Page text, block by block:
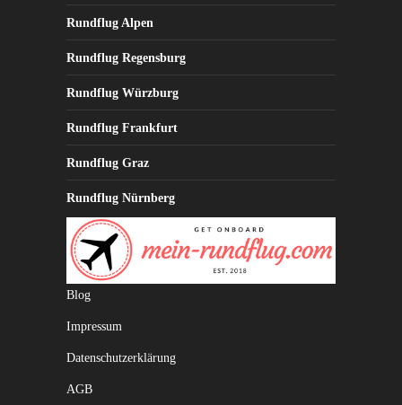
Rundflug Alpen
Rundflug Regensburg
Rundflug Würzburg
Rundflug Frankfurt
Rundflug Graz
Rundflug Nürnberg
Blog
Impressum
Datenschutzerklärung
AGB